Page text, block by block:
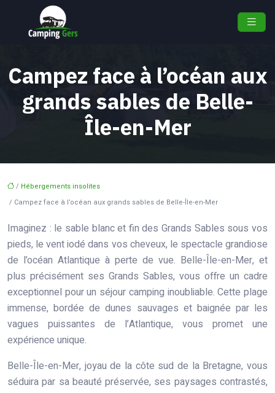
Campez face à l’océan aux
grands sables de Belle-
Île-en-Mer
/ Hébergements insolites
/ Campez face à l’océan aux grands sables de Belle-Île-en-Mer
Imaginez : le sable blanc et fin des Grands Sables sous vos
pieds, le vent iodé dans vos cheveux, le spectacle grandiose
de l’océan Atlantique à perte de vue. Belle-Île-en-Mer, et
plus précisément ses Grands Sables, vous offre un cadre
exceptionnel pour un séjour camping inoubliable. Cette plage
immense, bordée de dunes sauvages et baignée par les
vagues puissantes de l’Atlantique, vous promet une
expérience unique.
Belle-Île-en-Mer, joyau de la côte sud de la Bretagne, vous
séduira par sa beauté préservée, ses paysages contrastés,